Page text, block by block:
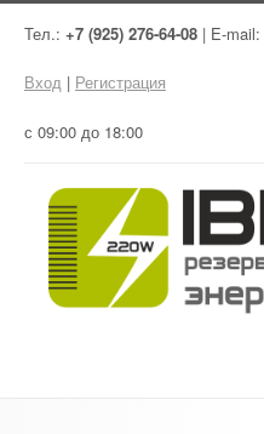
Тел.: +7 (925) 276-64-08 | E-mail:
Вход | Регистрация
с 09:00 до 18:00